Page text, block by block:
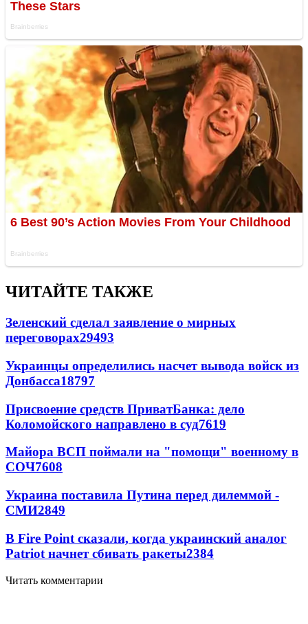
ЧИТАЙТЕ ТАКЖЕ
Зеленский сделал заявление о мирных
переговорах29493
Украинцы определились насчет вывода войск из
Донбасса18797
Присвоение средств ПриватБанка: дело
Коломойского направлено в суд7619
Майора ВСП поймали на "помощи" военному в
СОЧ7608
Украина поставила Путина перед дилеммой -
СМИ2849
В Fire Point сказали, когда украинский аналог
Patriot начнет сбивать ракеты2384
Читать комментарии